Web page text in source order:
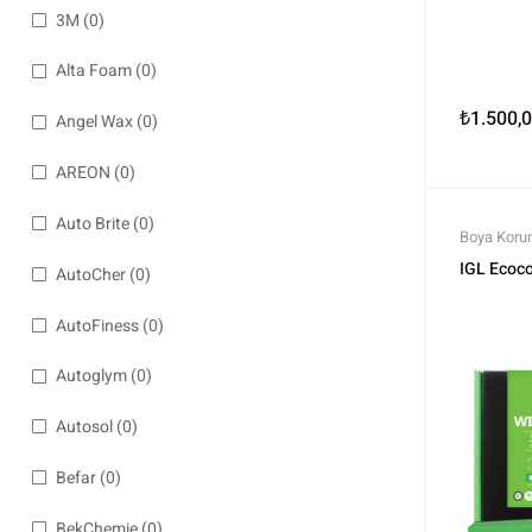
₺
Boya
Coating,
IGL
3M (0)
Alta Foam(0)
Angel Wax(0)
AREON (0)
Auto Brite(0)
AutoCher(0)
AutoFiness(0)
Autoglym(0)
Autosol(0)
Befar(0)